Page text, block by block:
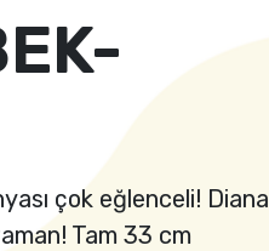
çok eğlenceli! Diana
Tam 33 cm